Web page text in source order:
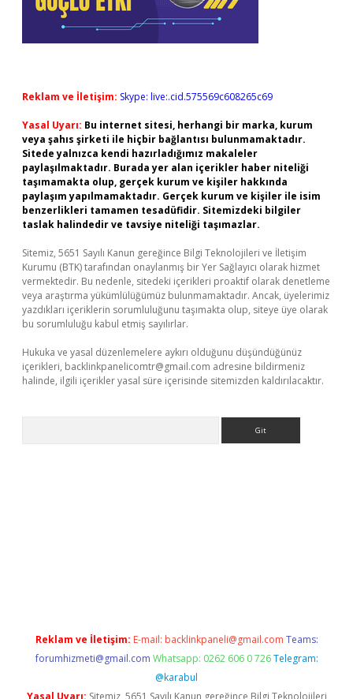
Reklam ve İletişim: Skype: live:.cid.575569c608265c69
Yasal Uyarı: Bu internet sitesi, herhangi bir marka, kurum
veya şahıs şirketi ile hiçbir bağlantısı bulunmamaktadır.
Sitede yalnızca kendi hazırladığımız makaleler
paylaşılmaktadır. Burada yer alan içerikler haber niteliği
taşımamakta olup, gerçek kurum ve kişiler hakkında
paylaşım yapılmamaktadır. Gerçek kurum ve kişiler ile isim
benzerlikleri tamamen tesadüfidir. Sitemizdeki bilgiler
taslak halindedir ve tavsiye niteliği taşımazlar.
Sitemiz, 5651 Sayılı Kanun gereğince Bilgi Teknolojileri ve İletişim
Kurumu (BTK) tarafından onaylanmış bir Yer Sağlayıcı olarak hizmet
vermektedir. Bu nedenle, sitedeki içerikleri proaktif olarak denetleme
veya araştırma yükümlülüğümüz bulunmamaktadır. Ancak, üyelerimiz
yazdıkları içeriklerin sorumluluğunu taşımakta olup, siteye üye olarak
bu sorumluluğu kabul etmiş sayılırlar.
Hukuka ve yasal düzenlemelere aykırı olduğunu düşündüğünüz
içerikleri, backlinkpanelicomtr@gmail.com adresine bildirmeniz
halinde, ilgili içerikler yasal süre içerisinde sitemizden kaldırılacaktır.
Reklam ve İletişim: E-mail: backlinkpaneli@gmail.com Teams:
forumhizmeti@gmail.com Whatsapp: 0262 606 0 726 Telegram:
@karabul
Yasal Uyarı: Sitemiz, 5651 Sayılı Kanun gereğince Bilgi Teknolojileri